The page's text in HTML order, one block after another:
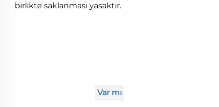
birlikte saklanması yasaktır.
Var mı